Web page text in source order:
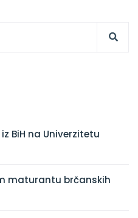
BiH na Univerzitetu
maturantu brčanskih